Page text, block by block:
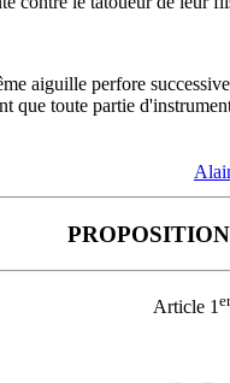
aiguille perfore
toute partie
Article 1er